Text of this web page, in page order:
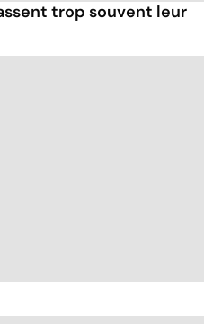
trop souvent leur